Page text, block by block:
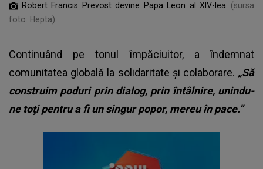
Robert Francis Prevost devine Papa Leon al XIV-lea (sursa
foto: Hepta)
Continuând pe tonul împăciuitor, a îndemnat
comunitatea globală la solidaritate și colaborare. „Să
construim poduri prin dialog, prin întâlnire, unindu-
ne toţi pentru a fi un singur popor, mereu în pace.”